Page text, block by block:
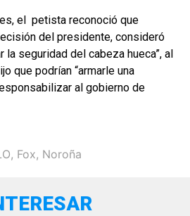
el petista reconoció que
del presidente, consideró
la seguridad del cabeza hueca”, al
que podrían “armarle una
al gobierno de
, Fox, Noroña